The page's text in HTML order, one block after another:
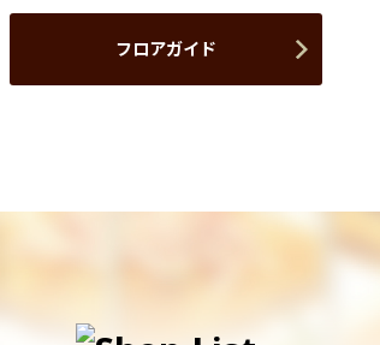
フロアガイド